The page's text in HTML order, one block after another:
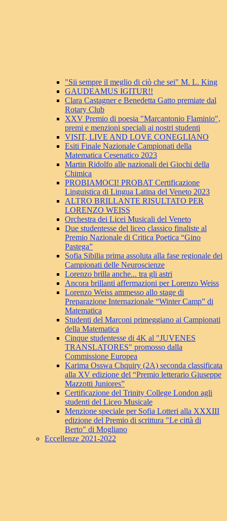
"Sii sempre il meglio di ciò che sei" M. L. King
GAUDEAMUS IGITUR!!
Clara Castagner e Benedetta Gatto premiate dal
Rotary Club
XXV Premio di poesia "Marcantonio Flaminio",
premi e menzioni speciali ai nostri studenti
VISIT, LIVE AND LOVE CONEGLIANO
Esiti Finale Nazionale Campionati della
Matematica Cesenatico 2023
Martin Ridolfo alle nazionali dei Giochi della
Chimica
PROBIAMOCI! PROBAT Certificazione
Linguistica di Lingua Latina del Veneto 2023
ALTRO BRILLANTE RISULTATO PER
LORENZO WEISS
Orchestra dei Licei Musicali del Veneto
Due studentesse del liceo classico finaliste al
Premio Nazionale di Critica Poetica “Gino
Pastega”
Sofia Sibilia prima assoluta alla fase regionale dei
Campionati delle Neuroscienze
Lorenzo brilla anche... tra gli astri
Ancora brillanti affermazioni per Lorenzo Weiss
Lorenzo Weiss ammesso allo stage di
Preparazione Internazionale “Winter Camp” di
Matematica
Studenti del Marconi primeggiano ai Campionati
della Matematica
Cinque studentesse di 4K al "JUVENES
TRANSLATORES" promosso dalla
Commissione Europea
Karima Osswa Chquiry (2A) seconda classificata
alla XV edizione del “Premio letterario Giuseppe
Mazzotti Juniores”
Certificazione del Trinity College London agli
studenti del Liceo Musicale
Menzione speciale per Sofia Lotteri alla XXXIII
edizione del Premio di scrittura "Le città di
Berto" di Mogliano
Eccellenze 2021-2022